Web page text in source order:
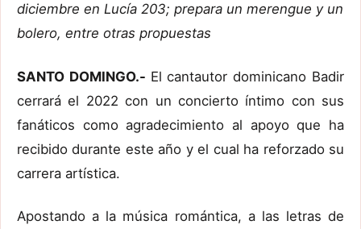
diciembre en Lucía 203; prepara un merengue y un
bolero, entre otras propuestas
SANTO DOMINGO.- El cantautor dominicano Badir
cerrará el 2022 con un concierto íntimo con sus
fanáticos como agradecimiento al apoyo que ha
recibido durante este año y el cual ha reforzado su
carrera artística.
Apostando a la música romántica, a las letras de